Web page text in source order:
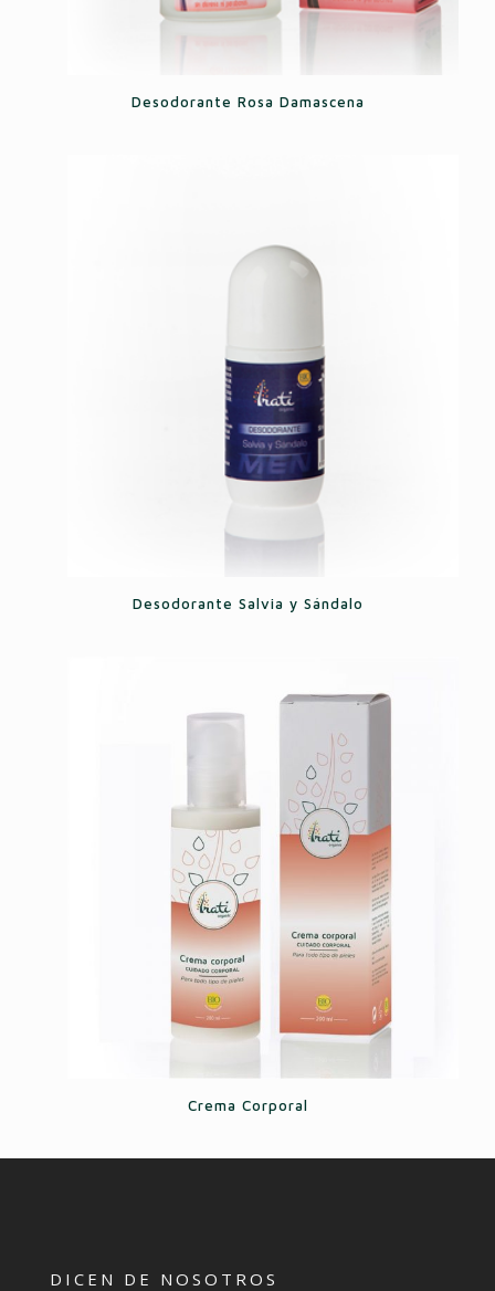
Desodorante Rosa Damascena
Desodorante Salvia y Sándalo
Crema Corporal
DICEN DE NOSOTROS